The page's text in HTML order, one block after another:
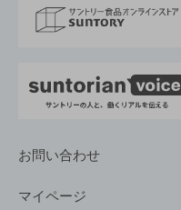
採用情報
お問い合わせ
マイページ